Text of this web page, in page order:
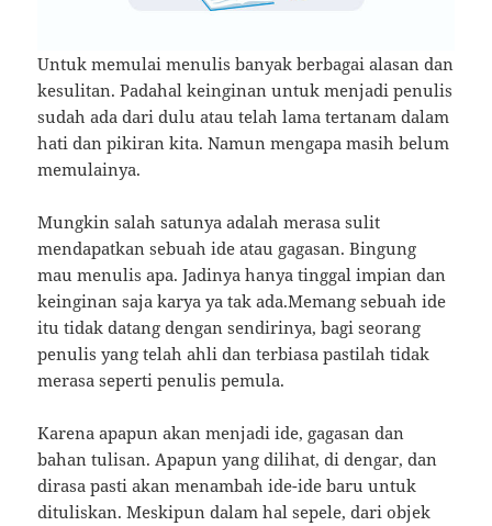
Untuk memulai menulis banyak berbagai alasan dan
kesulitan. Padahal keinginan untuk menjadi penulis
sudah ada dari dulu atau telah lama tertanam dalam
hati dan pikiran kita. Namun mengapa masih belum
memulainya.
Mungkin salah satunya adalah merasa sulit
mendapatkan sebuah ide atau gagasan. Bingung
mau menulis apa. Jadinya hanya tinggal impian dan
keinginan saja karya ya tak ada.Memang sebuah ide
itu tidak datang dengan sendirinya, bagi seorang
penulis yang telah ahli dan terbiasa pastilah tidak
merasa seperti penulis pemula.
Karena apapun akan menjadi ide, gagasan dan
bahan tulisan. Apapun yang dilihat, di dengar, dan
dirasa pasti akan menambah ide-ide baru untuk
dituliskan. Meskipun dalam hal sepele, dari objek